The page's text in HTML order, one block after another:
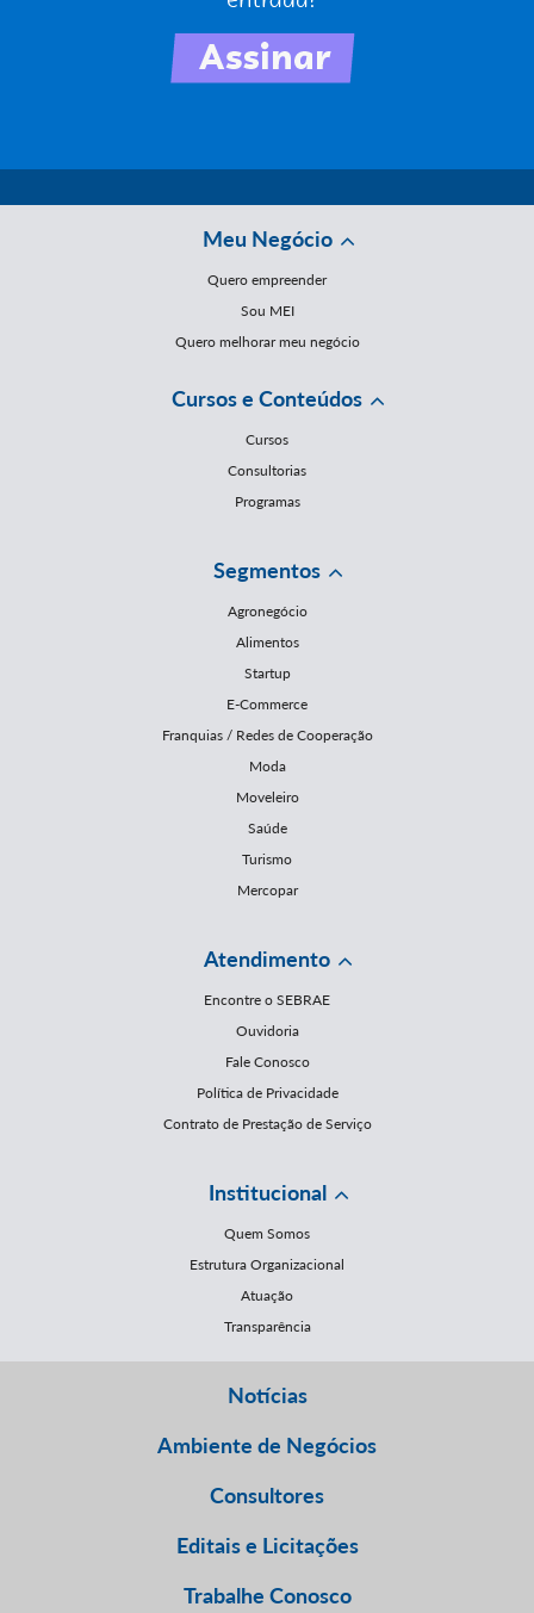
Meu Negócio
Quero empreender
Sou MEI
Quero melhorar meu negócio
Cursos e Conteúdos
Cursos
Consultorias
Programas
Segmentos
Agronegócio
Alimentos
Startup
E-Commerce
Franquias / Redes de Cooperação
Moda
Moveleiro
Saúde
Turismo
Mercopar
Atendimento
Encontre o SEBRAE
Ouvidoria
Fale Conosco
Política de Privacidade
Contrato de Prestação de Serviço
Institucional
Quem Somos
Estrutura Organizacional
Atuação
Transparência
Notícias
Ambiente de Negócios
Consultores
Editais e Licitações
Trabalhe Conosco